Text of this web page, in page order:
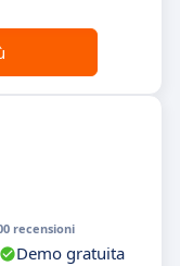
recensioni
Demo gratuita